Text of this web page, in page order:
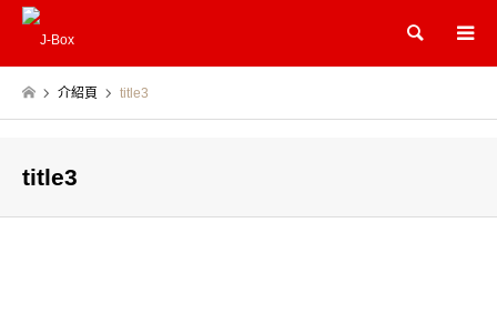
Search
介紹頁 title3
title3